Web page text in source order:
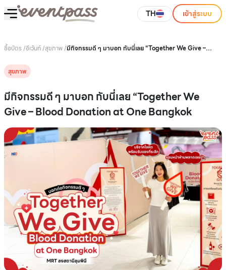
TH เข้าสู่ระบบ
ซื้อบัตร /อีเว้นท์/สุขภาพ/มีกิจกรรมดี ๆ มาบอก กับนี่เลย “Together We Give –
สุขภาพ
มีกิจกรรมดี ๆ มาบอก กับนี่เลย “Together We
Give – Blood Donation at One Bangkok